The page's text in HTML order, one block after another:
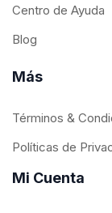
Centro de Ayuda
Blog
Más
Términos &
Políticas de
Mi Cuenta